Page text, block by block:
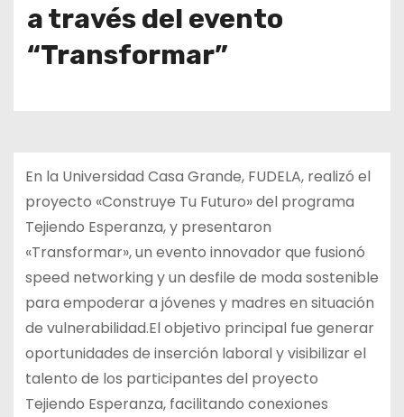
a través del evento
“Transformar”
En la Universidad Casa Grande, FUDELA, realizó el
proyecto «Construye Tu Futuro» del programa
Tejiendo Esperanza, y presentaron
«Transformar», un evento innovador que fusionó
speed networking y un desfile de moda sostenible
para empoderar a jóvenes y madres en situación
de vulnerabilidad.El objetivo principal fue generar
oportunidades de inserción laboral y visibilizar el
talento de los participantes del proyecto
Tejiendo Esperanza, facilitando conexiones